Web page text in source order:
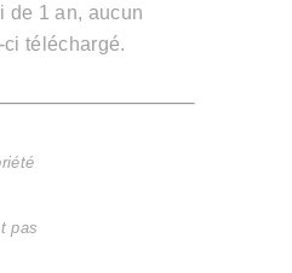
de 1 an, aucun
téléchargé.
pas